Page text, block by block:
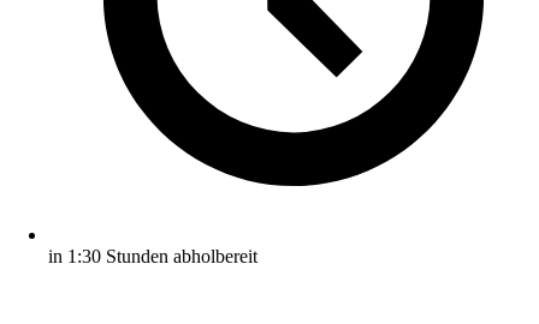
in 1:30 Stunden abholbereit